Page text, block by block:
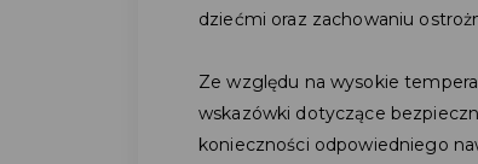
dziećmi oraz zachowaniu
Ze względu na wysokie
wskazówki dotyczące
konieczności odpowiedniego